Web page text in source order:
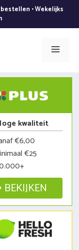
• Wekelijks
Menu
kwaliteit
€6,00
€25
BEKIJKEN